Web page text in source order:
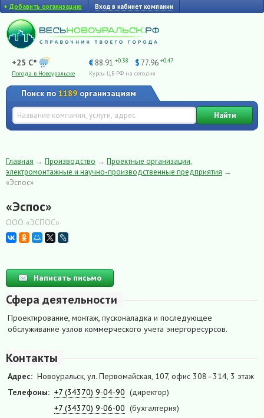
+ Добавить организацию Вход в кабинет компании
+25 C°
Погода в Новоуральске
€ 88.91 +0.38 $ 77.96 +0.47
Курсы ЦБ РФ на сегодня
Поиск по 1189 организациям
Найти
Главная → Производство → Проектные организации,
электромонтажные и научно-производственные предприятия →
«Эспос»
«Эспос»
ООО «ЭСПОС»
Написать письмо
Сфера деятельности
Проектирование, монтаж, пусконаладка и последующее
обслуживание узлов коммерческого учета энергоресурсов.
Контакты
Адрес: Новоуральск, ул. Первомайская, 107, офис 308–314, 3 этаж
Телефоны: +7 (34370) 9-04-90 (директор)
+7 (34370) 9-06-00 (бухгалтерия)